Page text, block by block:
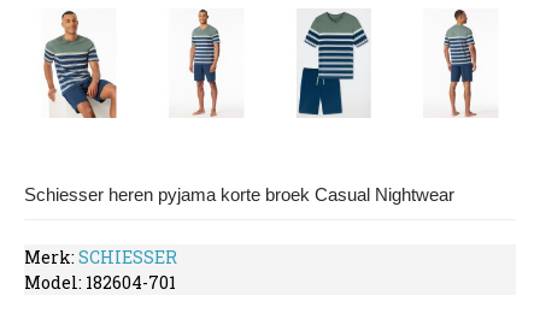
Schiesser heren pyjama korte broek Casual Nightwear
Merk: SCHIESSER
Model: 182604-701